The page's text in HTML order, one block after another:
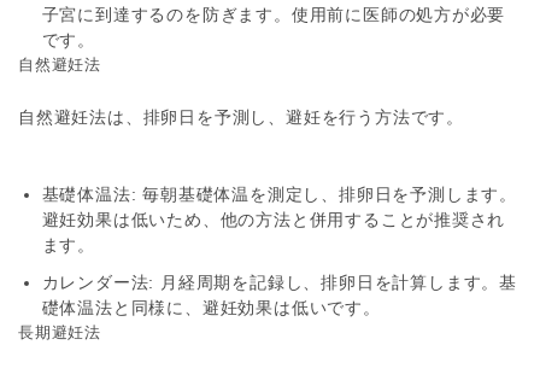
子宮に到達するのを防ぎます。使用前に医師の処方が必要
です。
自然避妊法
自然避妊法は、排卵日を予測し、避妊を行う方法です。
基礎体温法: 毎朝基礎体温を測定し、排卵日を予測します。
避妊効果は低いため、他の方法と併用することが推奨され
ます。
カレンダー法: 月経周期を記録し、排卵日を計算します。基
礎体温法と同様に、避妊効果は低いです。
長期避妊法